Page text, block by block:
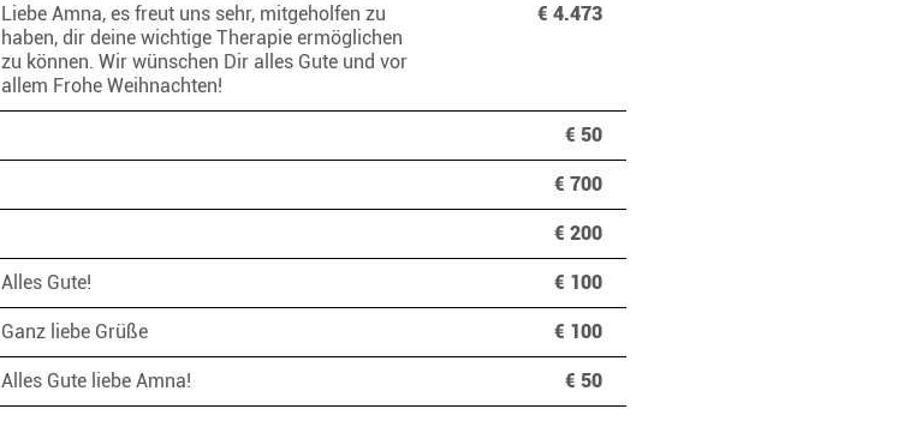
€ 4.473
Liebe Amna, es freut uns sehr, mitgeholfen zu
haben, dir deine wichtige Therapie ermöglichen
zu können. Wir wünschen Dir alles Gute und vor
allem Frohe Weihnachten!
€ 50
€ 700
€ 200
€ 100
Alles Gute!
€ 100
Ganz liebe Grüße
€ 50
Alles Gute liebe Amna!